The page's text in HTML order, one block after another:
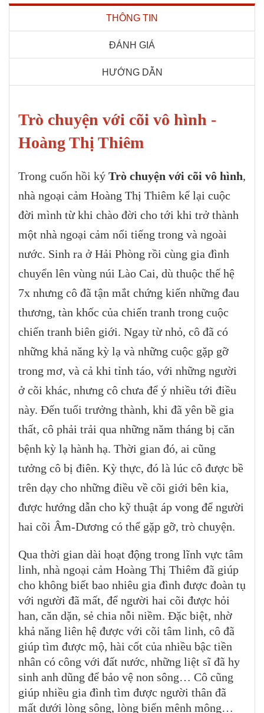
THÔNG TIN
ĐÁNH GIÁ
HƯỚNG DẪN
Trò chuyện với cõi vô hình -
Hoàng Thị Thiêm
Trong cuốn hồi ký Trò chuyện với cõi vô hình,
nhà ngoại cảm Hoàng Thị Thiêm kể lại cuộc
đời mình từ khi chào đời cho tới khi trở thành
một nhà ngoại cảm nổi tiếng trong và ngoài
nước. Sinh ra ở Hải Phòng rồi cùng gia đình
chuyển lên vùng núi Lào Cai, dù thuộc thế hệ
7x nhưng cô đã tận mắt chứng kiến những đau
thương, tàn khốc của chiến tranh trong cuộc
chiến tranh biên giới. Ngay từ nhỏ, cô đã có
những khả năng kỳ lạ và những cuộc gặp gỡ
trong mơ, và cả khi tỉnh táo, với những người
ở cõi khác, nhưng cô chưa để ý nhiều tới điều
này. Đến tuổi trưởng thành, khi đã yên bề gia
thất, cô phải trải qua những năm tháng bị căn
bệnh kỳ lạ hành hạ. Thời gian đó, ai cũng
tưởng cô bị điên. Kỳ thực, đó là lúc cô được bề
trên dạy cho những điều về cõi giới bên kia,
được hướng dẫn cho kỹ thuật áp vong để người
hai cõi Âm-Dương có thể gặp gỡ, trò chuyện.
Qua thời gian dài hoạt động trong lĩnh vực tâm
linh, nhà ngoại cảm Hoàng Thị Thiêm đã giúp
cho không biết bao nhiêu gia đình được đoàn tụ
với người đã mất, để người hai cõi được hỏi
han, căn dặn, sẻ chia nỗi niềm. Đặc biệt, nhờ
khả năng liên hệ được với cõi tâm linh, cô đã
giúp tìm được mộ, hài cốt của nhiều bậc tiền
nhân có công với đất nước, những liệt sĩ đã hy
sinh anh dũng để bảo vệ non sông… Cô cũng
giúp nhiều gia đình tìm được người thân đã
mất dưới lòng sông, lòng biển mênh mông…